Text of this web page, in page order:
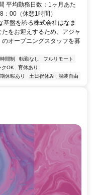
平均勤務日数：1ヶ月あた
00（休憩1時間）
盤を誇る株式会社はなま
をお迎えするため、アジャ
オープニングスタッフを募
間制 転勤なし
フルリモート
クOK
育休あり
休暇あり 土日祝休み 服装自由